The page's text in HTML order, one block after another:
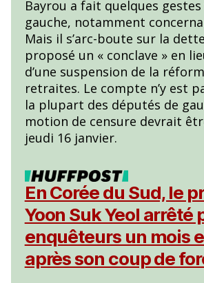
Bayrou a fait quelques gestes
gauche, notamment
Mais il s’arc-boute sur la
proposé un « conclave » en
d’une suspension de la
retraites. Le compte n’y est
la plupart des députés de
motion de censure devrait
jeudi 16 janvier.
En Corée du Sud, le
Yoon Suk Yeol arrêté
enquêteurs un mois
après son coup de